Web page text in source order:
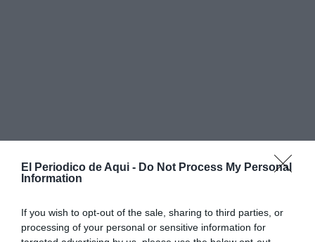
El Periodico de Aqui - Do Not Process My Personal
Information
If you wish to opt-out of the sale, sharing to third parties, or
processing of your personal or sensitive information for
Les obres, amb un pressupost de9.796,10 euros